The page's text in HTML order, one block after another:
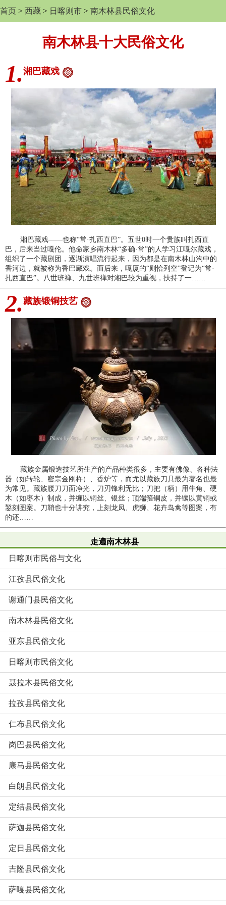
首页 > 西藏 > 日喀则市 > 南木林县民俗文化
南木林县十大民俗文化
1. 湘巴藏戏
湘巴藏戏——也称“常·扎西直巴”。五世0时一个贵族叫扎西直
巴，后来当过嘎伦。他命家乡南木林“多确·常”的人学习江嘎尔藏戏，
组织了一个藏剧团，逐渐演唱流行起来，因为都是在南木林山沟中的
香河边，就被称为香巴藏戏。而后来，嘎厦的“则恰列空”登记为“常·
扎西直巴”。八世班禅、九世班禅对湘巴较为重视，扶持了一……
2. 藏族锻铜技艺
藏族金属锻造技艺所生产的产品种类很多，主要有佛像、各种法
器（如转轮、密宗金刚杵）、香炉等，而尤以藏族刀具最为著名也最
为常见。藏族腰刀刀面净光，刀刃锋利无比；刀把（柄）用牛角、硬
木（如枣木）制成，并缠以铜丝、银丝；顶端箍铜皮，并镶以黄铜或
錾刻图案。刀鞘也十分讲究，上刻龙凤、虎狮、花卉鸟禽等图案，有
的还……
走遍南木林县
日喀则市民俗与文化
江孜县民俗文化
谢通门县民俗文化
南木林县民俗文化
亚东县民俗文化
日喀则市民俗文化
聂拉木县民俗文化
拉孜县民俗文化
仁布县民俗文化
岗巴县民俗文化
康马县民俗文化
白朗县民俗文化
定结县民俗文化
萨迦县民俗文化
定日县民俗文化
吉隆县民俗文化
萨嘎县民俗文化